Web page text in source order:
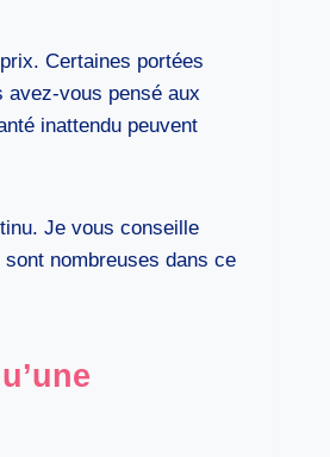
Certaines portées
avez-vous pensé aux
inattendu peuvent
Je vous conseille
nombreuses dans ce